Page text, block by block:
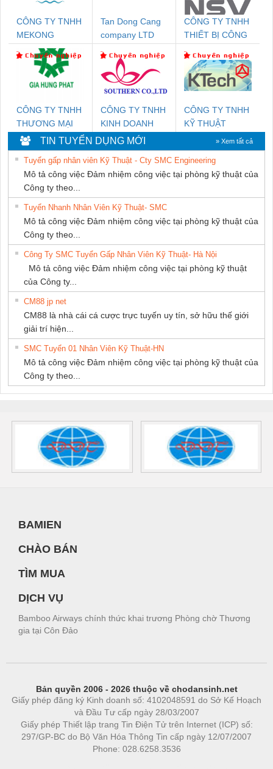
CÔNG TY TNHH
MEKONG
MARINE SUPPLY
Tan Dong Cang
company LTD
CÔNG TY TNHH
THIẾT BỊ CÔNG
SETSUBI VIỆT
NAM
CÔNG TY TNHH
THƯƠNG MẠI
DỊCH VỤ KỸ
THUẬT ĐIỆN CƠ
GIA HƯNG PHÁT
CÔNG TY TNHH
KINH DOANH
DỊCH VỤ XNK
PHƯƠNG NAM
CÔNG TY TNHH
KỸ THUẬT
KTECH VIỆT
NAM
TIN TUYỂN DỤNG MỚI » Xem tất cả
Tuyển gấp nhân viên Kỹ Thuật - Cty SMC Engineering
Mô tả công việc Đảm nhiệm công việc tại phòng kỹ thuật của
Công ty theo...
Tuyển Nhanh Nhân Viên Kỹ Thuật- SMC
Mô tả công việc Đảm nhiệm công việc tại phòng kỹ thuật của
Công ty theo...
Công Ty SMC Tuyển Gấp Nhân Viên Kỹ Thuật- Hà Nội
Mô tả công việc Đảm nhiệm công việc tại phòng kỹ thuật
của Công ty...
CM88 jp net
CM88 là nhà cái cá cược trực tuyến uy tín, sở hữu thế giới
giải trí hiện...
SMC Tuyển 01 Nhân Viên Kỹ Thuật-HN
Mô tả công việc Đảm nhiệm công việc tại phòng kỹ thuật của
Công ty theo...
BAMIEN
CHÀO BÁN
TÌM MUA
DỊCH VỤ
Bamboo Airways chính thức khai trương Phòng chờ Thương
gia tại Côn Đảo
Bản quyền 2006 - 2026 thuộc về chodansinh.net
Giấy phép đăng ký Kinh doanh số: 4102048591 do Sở Kế Hoạch
và Đầu Tư cấp ngày 28/03/2007
Giấy phép Thiết lập trang Tin Điện Tử trên Internet (ICP) số:
297/GP-BC do Bộ Văn Hóa Thông Tin cấp ngày 12/07/2007
Phone: 028.6258.3536